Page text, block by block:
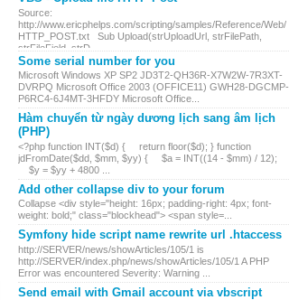
Source:
http://www.ericphelps.com/scripting/samples/Reference/Web/
HTTP_POST.txt Sub Upload(strUploadUrl, strFilePath,
strFileField, strD...
Some serial number for you
Microsoft Windows XP SP2 JD3T2-QH36R-X7W2W-7R3XT-
DVRPQ Microsoft Office 2003 (OFFICE11) GWH28-DGCMP-
P6RC4-6J4MT-3HFDY Microsoft Office...
Hàm chuyển từ ngày dương lịch sang âm lịch
(PHP)
<?php function INT($d) { return floor($d); } function
jdFromDate($dd, $mm, $yy) { $a = INT((14 - $mm) / 12);
$y = $yy + 4800 ...
Add other collapse div to your forum
Collapse <div style="height: 16px; padding-right: 4px; font-
weight: bold;" class="blockhead"> <span style=...
Symfony hide script name rewrite url .htaccess
http://SERVER/news/showArticles/105/1 is
http://SERVER/index.php/news/showArticles/105/1 A PHP
Error was encountered Severity: Warning ...
Send email with Gmail account via vbscript